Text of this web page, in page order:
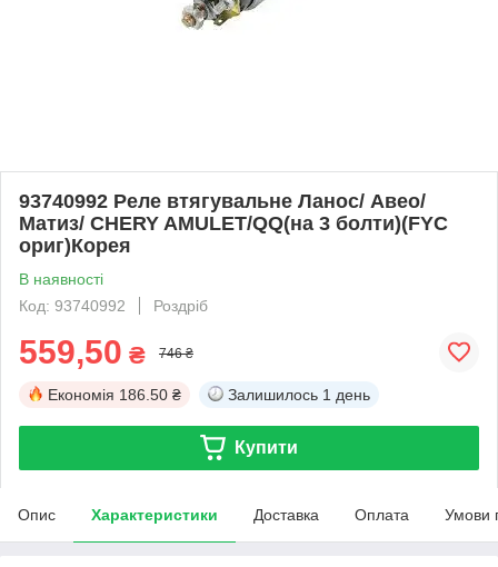
93740992 Реле втягувальне Ланос/ Авео/
Матиз/ CHERY AMULET/QQ(на 3 болти)(FYC
ориг)Корея
В наявності
Код: 93740992
Роздріб
559,50 ₴ 746 ₴
Економія 186.50 ₴ Залишилось 1 день
Купити
Опис Характеристики Доставка Оплата Умови